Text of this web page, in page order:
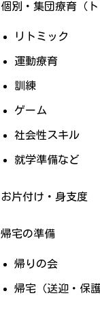
個別・集団療育（ト
リトミック
運動療育
訓練
ゲーム
社会性スキル
就学準備など
お片付け・身支度
帰宅の準備
帰りの会
帰宅（送迎・保